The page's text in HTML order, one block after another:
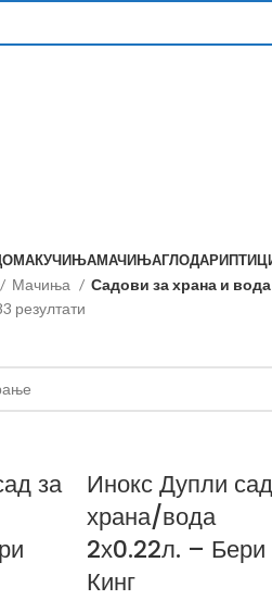
КУЧИЊАМАЧИЊАГЛОДАРИ
Мачиња
Садови за храна и вода
резултати
за
Инокс Дупли
храна/вода
2х0.22л. – Бери
Кинг